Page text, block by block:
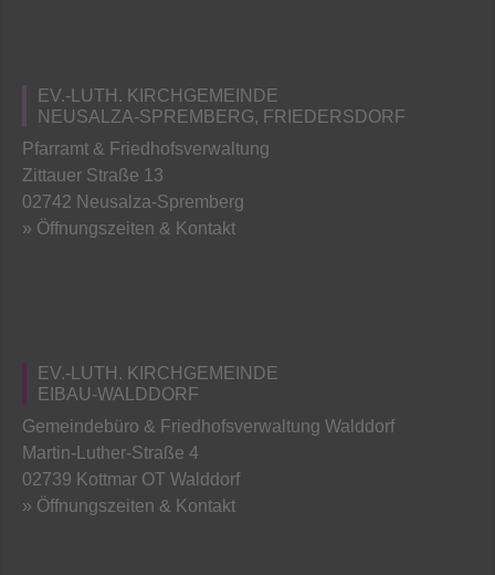
EV.-LUTH. KIRCHGEMEINDE
NEUSALZA-SPREMBERG, FRIEDERSDORF
Pfarramt & Friedhofsverwaltung
Zittauer Straße 13
02742 Neusalza-Spremberg
» Öffnungszeiten & Kontakt
EV.-LUTH. KIRCHGEMEINDE
EIBAU-WALDDORF
Gemeindebüro & Friedhofsverwaltung Walddorf
Martin-Luther-Straße 4
02739 Kottmar OT Walddorf
» Öffnungszeiten & Kontakt